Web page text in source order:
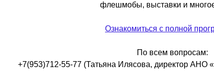
флешмобы, выставки и
Ознакомиться с полной
По всем вопросам:
+7(953)712-55-77 (Татьяна Илясова, директор АНО